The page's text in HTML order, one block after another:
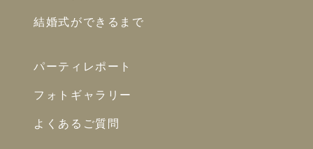
結婚式ができるまで
パーティレポート
フォトギャラリー
よくあるご質問